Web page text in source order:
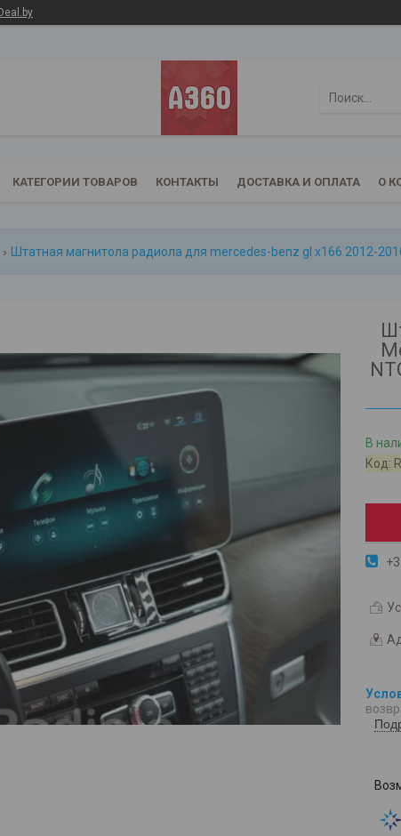
КАТЕГОРИИ ТОВАРОВ КОНТАКТЫ ДОСТАВКА И ОПЛАТА О
Штатная магнитола радиола для mercedes-benz gl x166 2012-
В
Код: